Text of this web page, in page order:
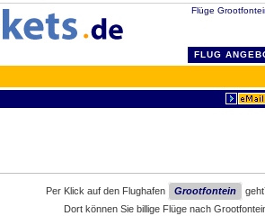
Flüge
FLUG
Per Klick auf den Flughafen Grootfontein
Dort können Sie billige Flüge nach